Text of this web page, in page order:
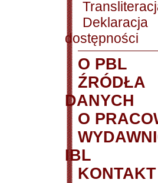
Deklaracja
dostępności
O PBL
ŹRÓDŁA
DANYCH
O
IBL
KONTAKT